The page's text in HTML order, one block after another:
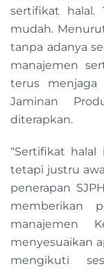
sertifikat halal.
mudah.
tanpa adanya
manajemen
terus menjaga
Jaminan
diterapkan.
“Sertifikat
tetapi justru
penerapan
memberikan
manajemen
menyesuaikan
mengikuti